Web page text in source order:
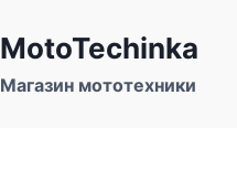
MotoTechinka
Магазин мототехники